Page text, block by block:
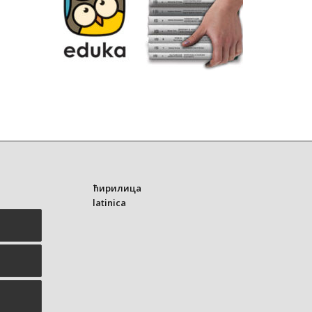
ћирилица
latinica